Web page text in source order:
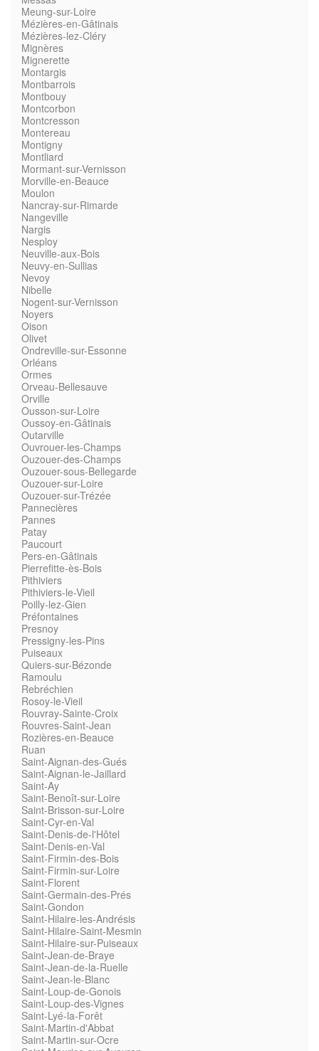
Meung-sur-Loire
Mézières-en-Gâtinais
Mézières-lez-Cléry
Mignères
Mignerette
Montargis
Montbarrois
Montbouy
Montcorbon
Montcresson
Montereau
Montigny
Montliard
Mormant-sur-Vernisson
Morville-en-Beauce
Moulon
Nancray-sur-Rimarde
Nangeville
Nargis
Nesploy
Neuville-aux-Bois
Neuvy-en-Sullias
Nevoy
Nibelle
Nogent-sur-Vernisson
Noyers
Oison
Olivet
Ondreville-sur-Essonne
Orléans
Ormes
Orveau-Bellesauve
Orville
Ousson-sur-Loire
Oussoy-en-Gâtinais
Outarville
Ouvrouer-les-Champs
Ouzouer-des-Champs
Ouzouer-sous-Bellegarde
Ouzouer-sur-Loire
Ouzouer-sur-Trézée
Pannecières
Pannes
Patay
Paucourt
Pers-en-Gâtinais
Pierrefitte-ès-Bois
Pithiviers
Pithiviers-le-Vieil
Poilly-lez-Gien
Préfontaines
Presnoy
Pressigny-les-Pins
Puiseaux
Quiers-sur-Bézonde
Ramoulu
Rebréchien
Rosoy-le-Vieil
Rouvray-Sainte-Croix
Rouvres-Saint-Jean
Rozières-en-Beauce
Ruan
Saint-Aignan-des-Gués
Saint-Aignan-le-Jaillard
Saint-Ay
Saint-Benoît-sur-Loire
Saint-Brisson-sur-Loire
Saint-Cyr-en-Val
Saint-Denis-de-l'Hôtel
Saint-Denis-en-Val
Saint-Firmin-des-Bois
Saint-Firmin-sur-Loire
Saint-Florent
Saint-Germain-des-Prés
Saint-Gondon
Saint-Hilaire-les-Andrésis
Saint-Hilaire-Saint-Mesmin
Saint-Hilaire-sur-Puiseaux
Saint-Jean-de-Braye
Saint-Jean-de-la-Ruelle
Saint-Jean-le-Blanc
Saint-Loup-de-Gonois
Saint-Loup-des-Vignes
Saint-Lyé-la-Forêt
Saint-Martin-d'Abbat
Saint-Martin-sur-Ocre